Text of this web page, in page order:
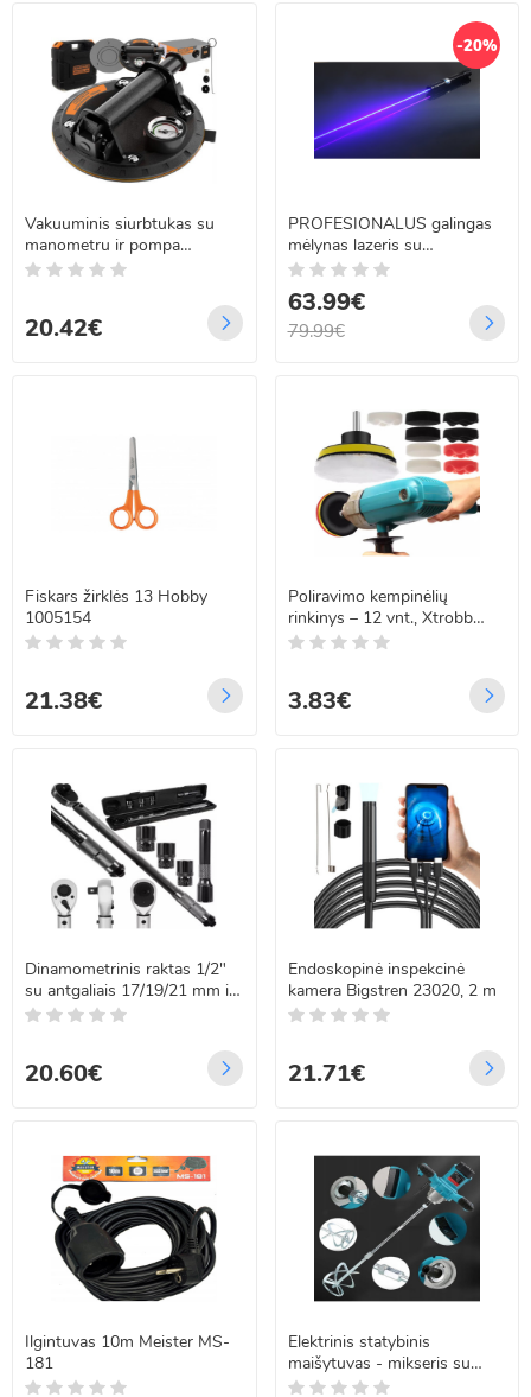
Vakuuminis siurbtukas su
manometru ir pompa
plytelėms, glazūrai ir stiklui
20.42€
-20%
PROFESIONALUS galingas
mėlynas lazeris su
galvutėmis
63.99€
79.99€
Fiskars žirklės 13 Hobby
1005154
21.38€
Poliravimo kempinėlių
rinkinys – 12 vnt., Xtrobb
19167, 80 mm
3.83€
Dinamometrinis raktas 1/2"
su antgaliais 17/19/21 mm ir
prailginimu BIGSTREN
20.60€
Endoskopinė inspekcinė
kamera Bigstren 23020, 2 m
21.71€
Ilgintuvas 10m Meister MS-
181
Elektrinis statybinis
maišytuvas - mikseris su
greičio reguliavimu 3200W